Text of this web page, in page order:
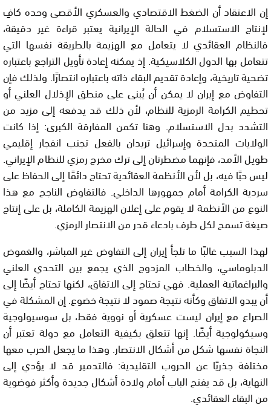
إن الاعتقاد أن الضغط الاقتصادي والعسكري الأقصى وحده كافٍ
لإنتاج الاستسلام في الحالة الإيرانية يعتبر قراءة غير دقيقة،
فالنظام العقائدي لا يتعامل مع الهزيمة بالطريقة نفسها التي
تتعامل بها الدول الكلاسيكية. إذ يمكنه إعادة تأويل التراجع باعتباره
تضحية تاريخية، وإعادة تقديم البقاء ذاته باعتباره انتصارًا. ولذلك فإن
التفاوض مع إيران لا يمكن أن يُبنى على منطق الإذلال العلني أو
تحطيم الكرامة الرمزية للنظام، لأن ذلك قد يدفعه إلى مزيد من
التشدد بدل الاستسلام. وهنا تكمن المفارقة الكبرى: إذا كانت
الولايات المتحدة وإسرائيل تريدان بالفعل تجنب انفجار إقليمي
طويل الأمد، فإنهما مضطرتان إلى ترك مخرج رمزي للنظام الإيراني.
ليس حبًا فيه، بل لأن الأنظمة العقائدية تحتاج دائمًا إلى الحفاظ على
سردية الكرامة أمام جمهورها الداخلي. فالتفاوض الناجح مع هذا
النوع من الأنظمة لا يقوم على إعلان الهزيمة الكاملة، بل على إنتاج
صيغة تسمح لكل طرف بادعاء قدر من الانتصار الرمزي.
لهذا السبب غالبًا ما تلجأ إيران إلى التفاوض غير المباشر، والغموض
الدبلوماسي، والخطاب المزدوج الذي يجمع بين التحدي العلني
والبراغماتية العملية. فهي تحتاج إلى الاتفاق، لكنها تحتاج أيضًا إلى
أن يبدو الاتفاق وكأنه نتيجة صمود لا نتيجة خضوع. إن المشكلة في
الصراع مع إيران ليست عسكرية أو نووية فقط، بل سوسيولوجية
وسيكولوجية أيضًا. إنها تتعلق بكيفية التعامل مع دولة تعتبر أن
النجاة نفسها شكل من أشكال الانتصار. وهذا ما يجعل الحرب معها
مختلفة جذريًا عن الحروب التقليدية: فالتدمير قد لا يؤدي إلى
النهاية، بل قد يفتح الباب أمام ولادة أشكال جديدة وأكثر فوضوية
من البقاء العقائدي.